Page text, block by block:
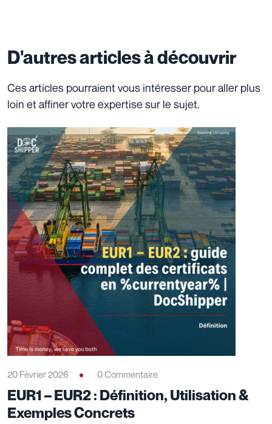
D'autres articles à découvrir
Ces articles pourraient vous intéresser pour aller plus
loin et affiner votre expertise sur le sujet.
20 Février 2026 0 Commentaire
EUR1 – EUR2 : Définition, Utilisation &
Exemples Concrets